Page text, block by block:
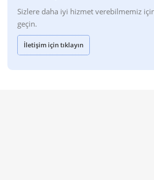
Sizlere daha iyi hizmet verebilmemiz
geçin.
İletişim için tıklayın